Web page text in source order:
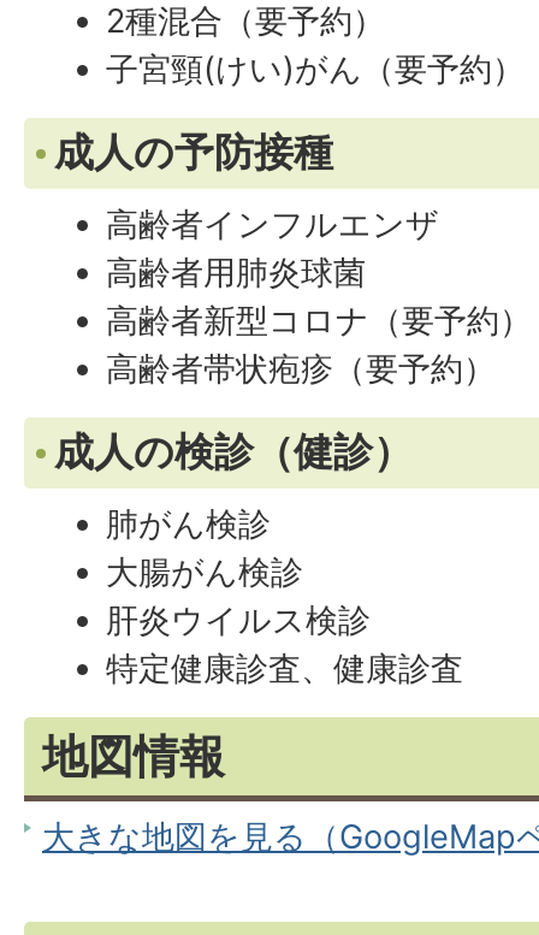
2種混合（要予約）
子宮頸(けい)がん（要予約）
成人の予防接種
高齢者インフルエンザ
高齢者用肺炎球菌
高齢者新型コロナ（要予約）
高齢者帯状疱疹（要予約）
成人の検診（健診）
肺がん検診
大腸がん検診
肝炎ウイルス検診
特定健康診査、健康診査
地図情報
大きな地図を見る（GoogleMap